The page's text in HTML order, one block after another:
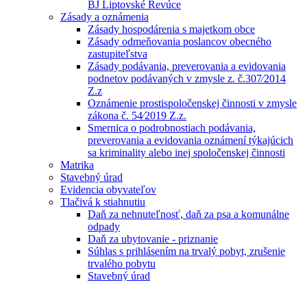
BJ Liptovské Revúce
Zásady a oznámenia
Zásady hospodárenia s majetkom obce
Zásady odmeňovania poslancov obecného
zastupiteľstva
Zásady podávania, preverovania a evidovania
podnetov podávaných v zmysle z. č.307⁄2014
Z.z
Oznámenie prostispoločenskej činnosti v zmysle
zákona č. 54⁄2019 Z.z.
Smernica o podrobnostiach podávania,
preverovania a evidovania oznámení týkajúcich
sa kriminality alebo inej spoločenskej činnosti
Matrika
Stavebný úrad
Evidencia obyvateľov
Tlačivá k stiahnutiu
Daň za nehnuteľnosť, daň za psa a komunálne
odpady
Daň za ubytovanie - priznanie
Súhlas s prihlásením na trvalý pobyt, zrušenie
trvalého pobytu
Stavebný úrad